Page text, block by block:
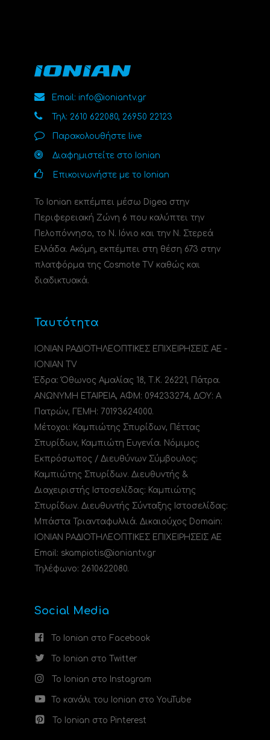
Email: info@ioniantv.gr
Τηλ: 2610 622080, 26950 22123
Παρακολουθήστε live
Διαφημιστείτε στο Ionian
Επικοινωνήστε με το Ionian
Το Ionian εκπέμπει μέσω Digea στην
Περιφερειακή Ζώνη 6 που καλύπτει την
Πελοπόννησο, το N. Ιόνιο και την Ν. Στερεά
Ελλάδα. Ακόμη, εκπέμπει στη θέση 673 στην
πλατφόρμα της Cosmote TV καθώς και
διαδικτυακά.
Ταυτότητα
ΙΟΝΙΑΝ ΡΑΔΙΟΤΗΛΕΟΠΤΙΚΕΣ ΕΠΙΧΕΙΡΗΣΕΙΣ ΑΕ -
IONIAN TV
Έδρα: Όθωνος Αμαλίας 18, Τ.Κ. 26221, Πάτρα.
ΑΝΩΝΥΜΗ ΕΤΑΙΡΕΙΑ, ΑΦΜ: 094233274, ΔΟΥ: A
Πατρών, ΓΕΜΗ: 70193624000.
Μέτοχοι: Καμπιώτης Σπυρίδων, Πέττας
Σπυρίδων, Καμπιώτη Ευγενία. Νόμιμος
Εκπρόσωπος / Διευθύνων Σύμβουλος:
Καμπιώτης Σπυρίδων. Διευθυντής &
Διαχειριστής Ιστοσελίδας: Καμπιώτης
Σπυρίδων. Διευθυντής Σύνταξης Ιστοσελίδας:
Μπάστα Τριανταφυλλιά. Δικαιούχος Domain:
ΙΟΝΙΑΝ ΡΑΔΙΟΤΗΛΕΟΠΤΙΚΕΣ ΕΠΙΧΕΙΡΗΣΕΙΣ ΑΕ
Email: skampiotis@ioniantv.gr
Τηλέφωνο: 2610622080.
Social Media
Το Ionian στο Facebook
Το Ionian στο Twitter
Το Ionian στο Instagram
Το κανάλι του Ionian στο YouTube
Το Ionian στο Pinterest